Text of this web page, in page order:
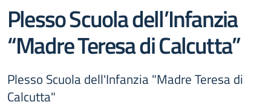
Plesso Scuola dell’Infanzia
“Madre Teresa di Calcutta”
Plesso Scuola dell'Infanzia "Madre Teresa di
Calcutta"